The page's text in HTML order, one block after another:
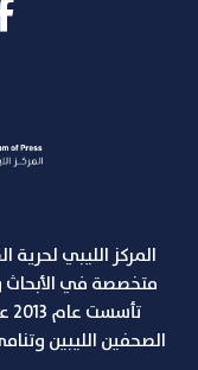
المركز الليبي
متخصصة في الأبحاث
الصحفين الليبين